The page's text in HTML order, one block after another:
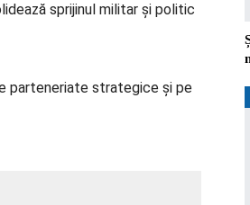
sprijinul militar și politic
parteneriate strategice și pe